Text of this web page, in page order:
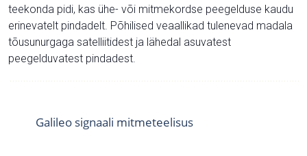
teekonda pidi, kas ühe- või mitmekordse peegelduse kaudu
erinevatelt pindadelt. Põhilised veaallikad tulenevad madala
tõusunurgaga satelliitidest ja lähedal asuvatest
peegelduvatest pindadest.
Galileo signaali mitmeteelisus